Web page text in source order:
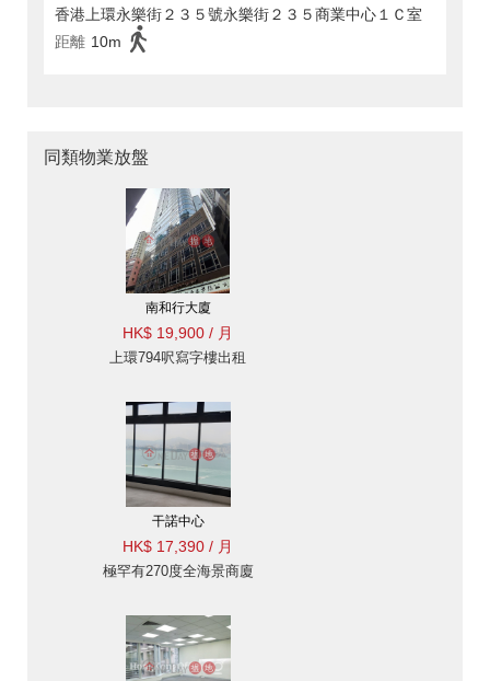
香港上環永樂街２３５號永樂街２３５商業中心１Ｃ室
距離 10m
同類物業放盤
南和行大廈
HK$ 19,900 / 月
上環794呎寫字樓出租
干諾中心
HK$ 17,390 / 月
極罕有270度全海景商廈